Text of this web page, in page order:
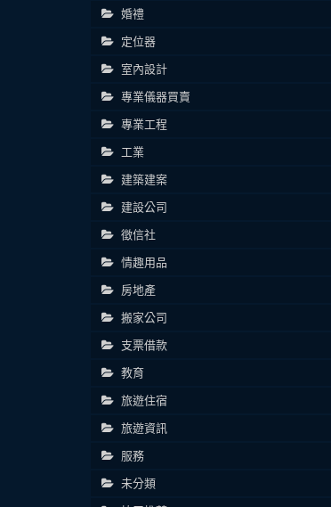
婚禮
定位器
室內設計
專業儀器買賣
專業工程
工業
建築建案
建設公司
徵信社
情趣用品
房地產
搬家公司
支票借款
教育
旅遊住宿
旅遊資訊
服務
未分類